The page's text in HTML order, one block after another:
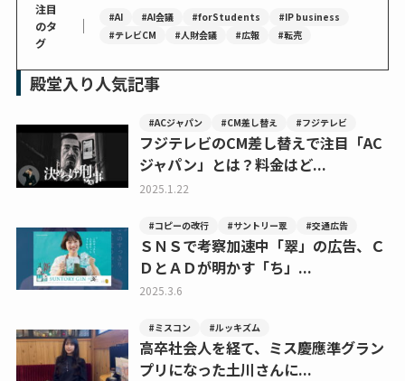
注目
のタ
グ
｜ #AI #AI会議 #forStudents
#IP business
#テレビCM
#人財会議 #広報 #転売
殿堂入り人気記事
#ACジャパン #CM差し替え #フジテレビ
フジテレビのCM差し替えで注目「AC
ジャパン」とは？料金はど...
2025.1.22
#コピーの改行 #サントリー翠 #交通広告
ＳＮＳで考察加速中「翠」の広告、Ｃ
ＤとＡＤが明かす「ち」...
2025.3.6
#ミスコン #ルッキズム
高卒社会人を経て、ミス慶應準グラン
プリになった土川さんに...